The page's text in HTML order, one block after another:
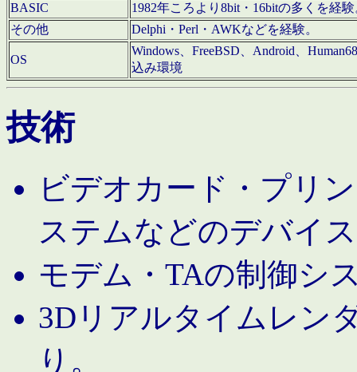
BASIC
1982年ころより8bit・16bitの多くを経
その他
Delphi・Perl・AWKなどを経験。
OS
Windows、FreeBSD、Android、
込み環境
技術
ビデオカード・プリ
ステムなどのデバイ
モデム・TAの制御シ
3Dリアルタイムレン
り。